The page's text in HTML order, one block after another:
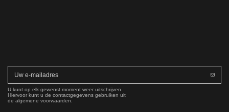
U kunt op elk gewenst moment weer uitschrijven.
Hiervoor kunt u de contactgegevens gebruiken uit
de algemene voorwaarden.